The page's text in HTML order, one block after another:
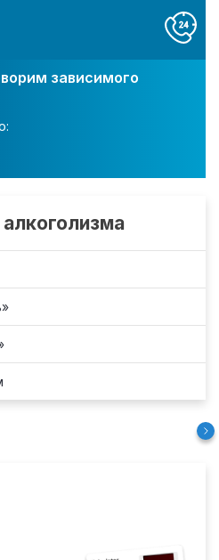
зависимого